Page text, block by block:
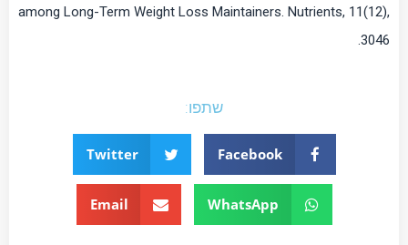
among Long-Term Weight Loss Maintainers. Nutrients, 11(12),
3046.
שתפו:
Facebook
Twitter
WhatsApp
Email